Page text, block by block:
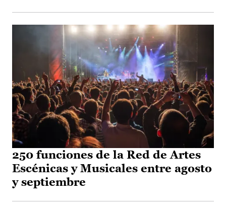
250 funciones de la Red de Artes
Escénicas y Musicales entre agosto
y septiembre